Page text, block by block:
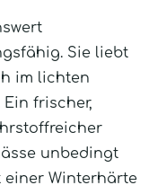
Sie liebt
im lichten
frischer,
unbedingt
einer Winterhärte